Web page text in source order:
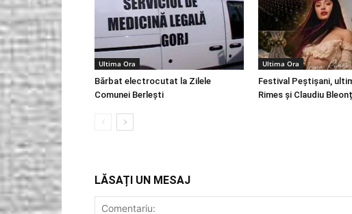
Ultima Ora
Bărbat electrocutat la Zilele
Comunei Berlești
Ultima Ora
Festival Peștișani,
Rimes și Claudiu Bleonț
LĂSAȚI UN MESAJ